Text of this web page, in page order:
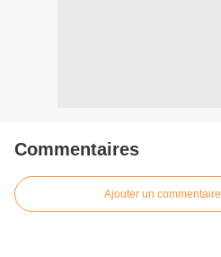
Commentaires
Ajouter un commentaire